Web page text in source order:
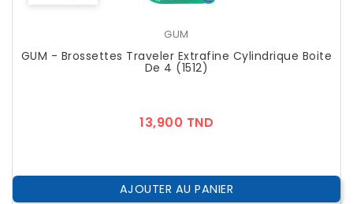
GUM
GUM - Brossettes Traveler Extrafine Cylindrique Boite
De 4 (1512)
13,900 TND
AJOUTER AU PANIER